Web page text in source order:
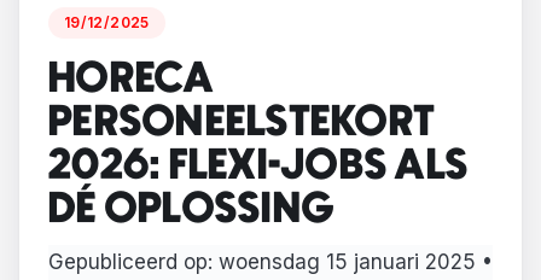
19/12/2025
HORECA
PERSONEELSTEKORT
2026: FLEXI-JOBS ALS
DÉ OPLOSSING
Gepubliceerd op: woensdag 15 januari 2025 •